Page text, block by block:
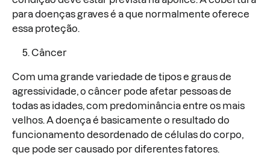
para doenças graves é a que normalmente oferece
essa proteção.
Câncer
Com uma grande variedade de tipos e graus de
agressividade, o câncer pode afetar pessoas de
todas as idades, com predominância entre os mais
velhos. A doença é basicamente o resultado do
funcionamento desordenado de células do corpo,
que pode ser causado por diferentes fatores.